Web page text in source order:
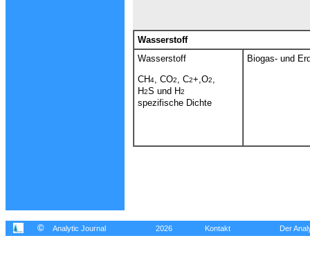
Wasserstoff
Wasserstoff
CH4 , CO2 , C2+,O2
H2S und H2
spezifische Dichte
Biogas- und
© Analytic Journal 2026 Kontakt Der